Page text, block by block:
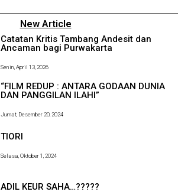
New Article
Catatan Kritis Tambang Andesit dan
Ancaman bagi Purwakarta
Senin, April 13, 2026
“FILM REDUP : ANTARA GODAAN DUNIA
DAN PANGGILAN ILAHI”
Jumat, Desember 20, 2024
TIORI
Selasa, Oktober 1, 2024
ADIL KEUR SAHA…?????